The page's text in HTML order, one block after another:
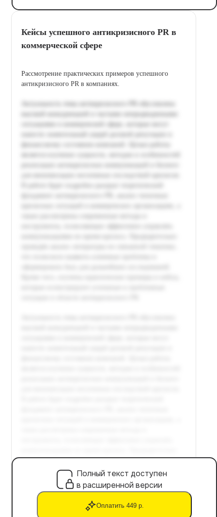
Кейсы успешного антикризисного PR в
коммерческой сфере
Рассмотрение практических примеров успешного
антикризисного PR в компаниях.
Полный текст доступен
в расширенной версии
Оплатить 449 р.